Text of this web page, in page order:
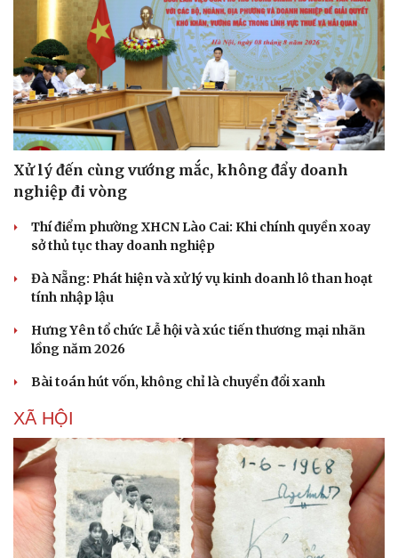
Xử lý đến cùng vướng mắc, không đẩy doanh
nghiệp đi vòng
Thí điểm phường XHCN Lào Cai: Khi chính quyền xoay
sở thủ tục thay doanh nghiệp
Đà Nẵng: Phát hiện và xử lý vụ kinh doanh lô than hoạt
tính nhập lậu
Hưng Yên tổ chức Lễ hội và xúc tiến thương mại nhãn
lồng năm 2026
Bài toán hút vốn, không chỉ là chuyển đổi xanh
XÃ HỘI